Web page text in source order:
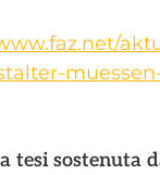
tesi sostenuta